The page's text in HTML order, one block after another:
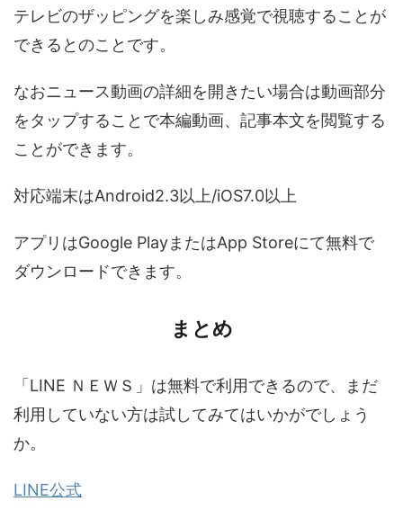
テレビのザッピングを楽しみ感覚で視聴することが
できるとのことです。
なおニュース動画の詳細を開きたい場合は動画部分
をタップすることで本編動画、記事本文を閲覧する
ことができます。
対応端末はAndroid2.3以上/iOS7.0以上
アプリはGoogle PlayまたはApp Storeにて無料で
ダウンロードできます。
まとめ
「LINE ＮＥＷＳ」は無料で利用できるので、まだ
利用していない方は試してみてはいかがでしょう
か。
LINE公式